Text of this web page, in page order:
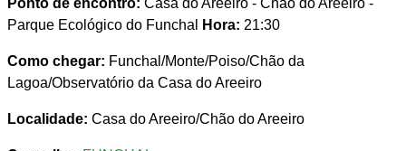
Ponto de encontro: Casa do Areeiro - Chão do Areeiro -
Parque Ecológico do Funchal
Hora: 21:30
Como chegar: Funchal/Monte/Poiso/Chão da
Lagoa/Observatório da Casa do Areeiro
Localidade: Casa do Areeiro/Chão do Areeiro